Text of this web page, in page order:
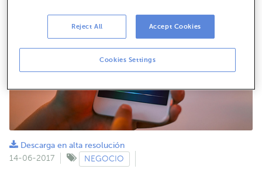
Descarga en alta resolución
14-06-2017
NEGOCIO
Cookies Settings
Reject All Accept Cookies